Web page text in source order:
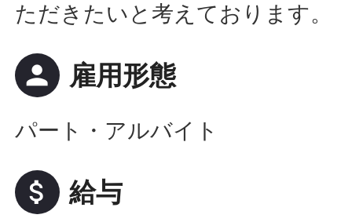
ただきたいと考えております。
person 雇用形態
パート・アルバイト
attach_money 給与